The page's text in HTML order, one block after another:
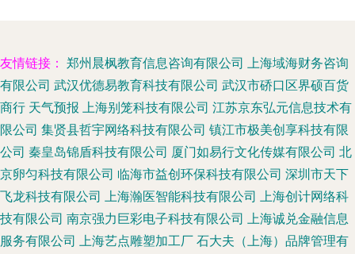
友情链接： 郑州晨枫教育信息咨询有限公司
上海域海财务咨询
有限公司 武汉优德易教育科技有限公司 武汉市硚口区界硕百货
商行 天气预报 上海别笼科技有限公司 江苏京东弘元信息技术有
限公司 集贤县哲宇网络科技有限公司 镇江市极美创享科技有限
公司 秦皇岛锦盾科技有限公司 厦门如易行文化传媒有限公司 北
京卵匀科技有限公司 临海市益创环保科技有限公司 深圳市天下
飞龙科技有限公司
上海瀚医智能科技有限公司
上海创计网络科
技有限公司 南京强力巨彩电子科技有限公司
上海诚兑金融信息
服务有限公司
上海艺点雕塑加工厂 石大夫（上海）品牌管理有